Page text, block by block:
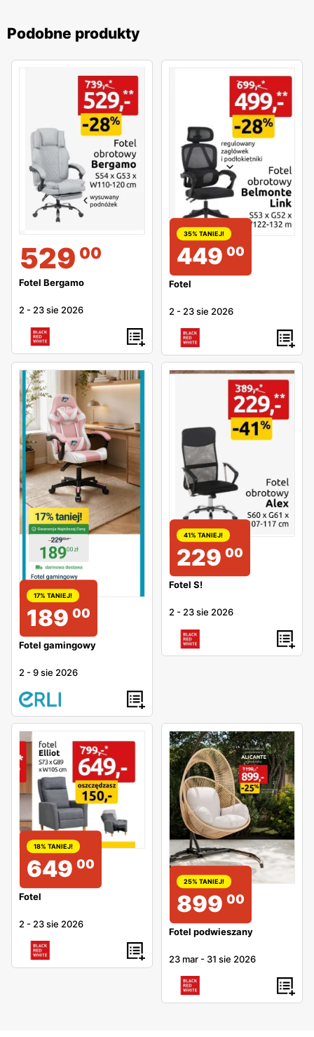
Podobne produkty
529 00
Fotel Bergamo
2 - 23 sie 2026
35% TANIEJ!
449 00
Fotel
2 - 23 sie 2026
17% TANIEJ!
189 00
Fotel gamingowy
2 -9 sie 2026
41% TANIEJ!
229 00
Fotel S!
2 - 23 sie 2026
18% TANIEJ!
649 00
Fotel
2 - 23 sie 2026
25% TANIEJ!
899 00
Fotel podwieszany
23 mar - 31 sie 2026